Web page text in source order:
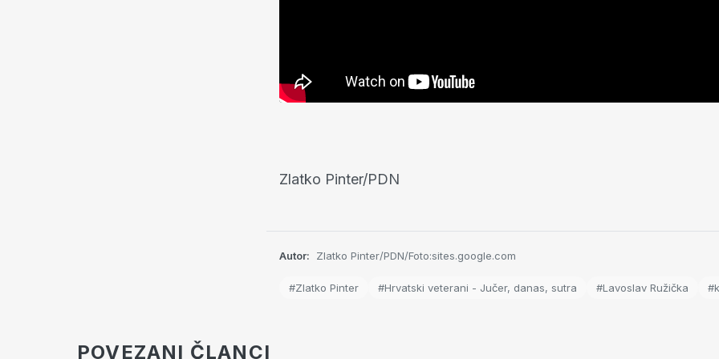
Zlatko Pinter/PDN
Autor: Zlatko Pinter/PDN/Foto:sites.google.com
#Zlatko Pinter #Hrvatski veterani - Jučer, danas, sutra #Lavoslav Ružička
POVEZANI ČLANCI